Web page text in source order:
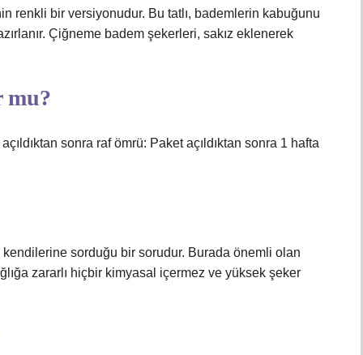
renkli bir versiyonudur. Bu tatlı, bademlerin kabuğunu
Çiğneme badem şekerleri, sakız eklenerek
mu?
sonra raf ömrü: Paket açıldıktan sonra 1 hafta
kendilerine sorduğu bir sorudur. Burada önemli olan
zararlı hiçbir kimyasal içermez ve yüksek şeker